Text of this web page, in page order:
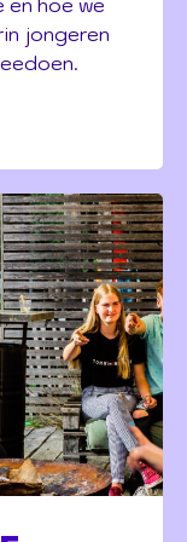
en hoe we
jongeren